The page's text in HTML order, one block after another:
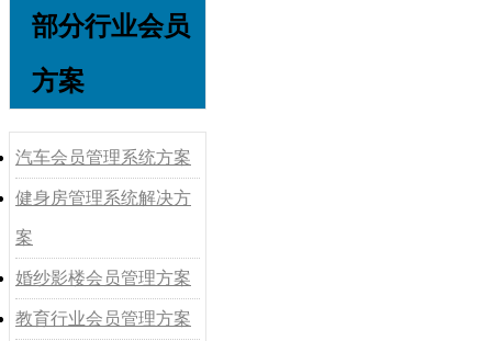
部分行业会员
方案
汽车会员管理系统方案
健身房管理系统解决方
案
婚纱影楼会员管理方案
教育行业会员管理方案